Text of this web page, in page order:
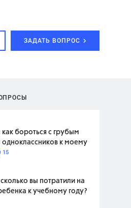
ЗАДАТЬ ВОПРОС
бороться с грубым
к моему
15
вы потратили на
к учебному году?